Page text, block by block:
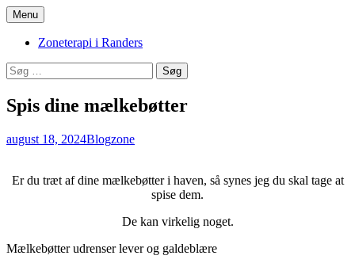
Hop
til
indhold
Stinas Zoneterapi
Menu
Zoneterapi i Randers
Søg
efter:
Spis dine mælkebøtter
august 18, 2024Blogzone
Er du træt af dine mælkebøtter i haven, så synes jeg du skal tage at
spise dem.
De kan virkelig noget.
Mælkebøtter udrenser lever og galdeblære